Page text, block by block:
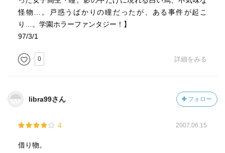
怪物…。戸惑うばかりの瞳だったが、ある事件が起こ
り…。学園ホラーファンタジー！】
97/3/1
0 詳細をみる
libra99さん フォロー
4 2007.06.15
借り物。